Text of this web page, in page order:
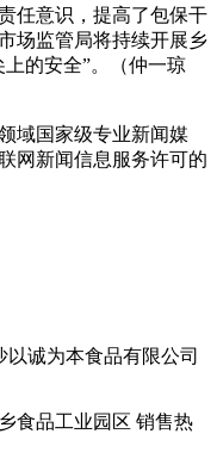
任意识，提高了包保干
场监管局将持续开展乡
的安全”。（仲一琼
国家级专业新闻媒
网新闻信息服务许可的
以诚为本食品有限公司
食品工业园区 销售热